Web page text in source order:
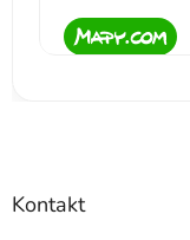
Kontakt